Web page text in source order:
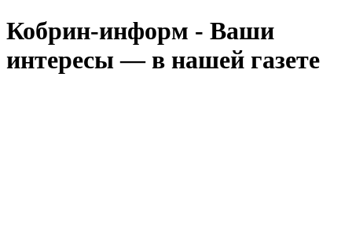
Кобрин-информ - Ваши
интересы — в нашей газете